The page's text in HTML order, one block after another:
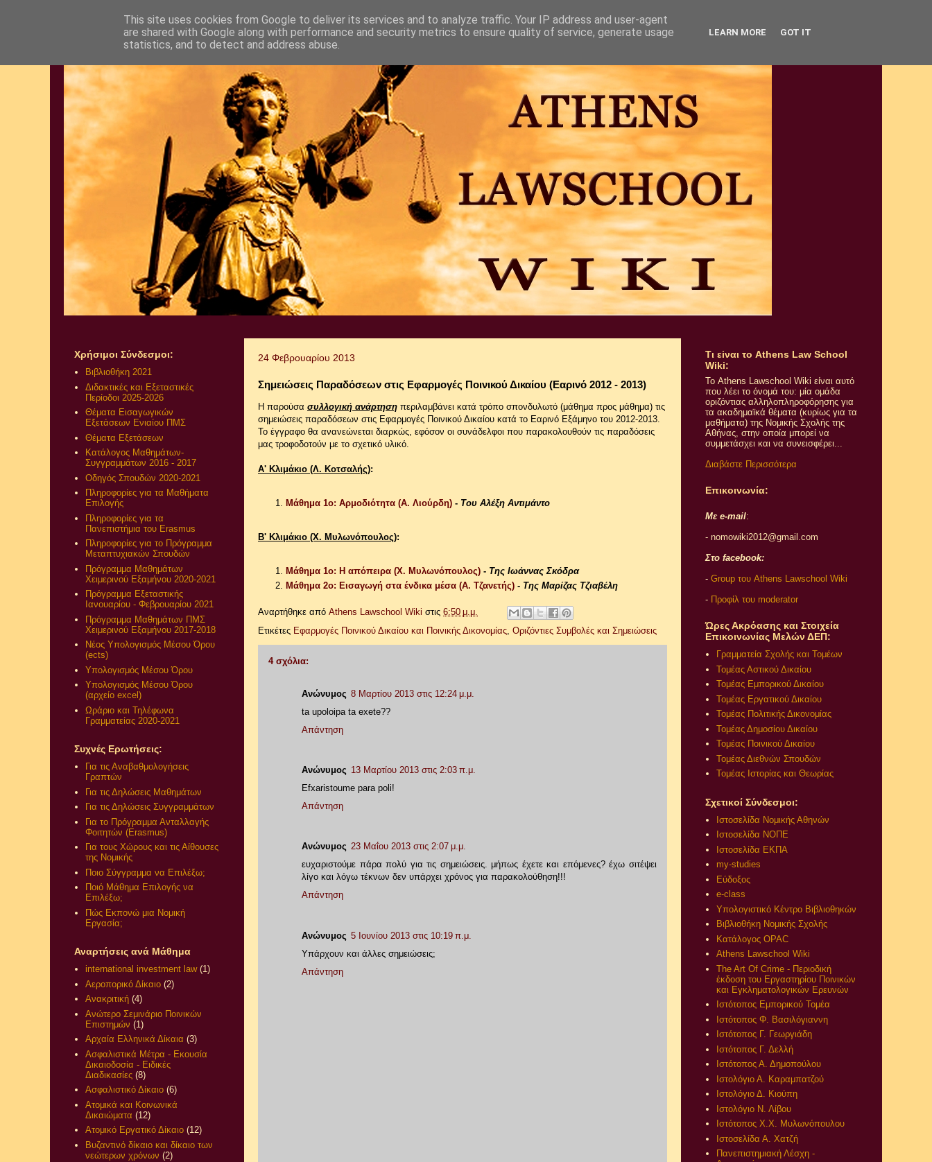
24 Φεβρουαρίου 2013
Σημειώσεις Παραδόσεων στις Εφαρμογές Ποινικού Δικαίου (Εαρινό 2012 - 2013)
Η παρούσα συλλογική ανάρτηση περιλαμβάνει κατά τρόπο σπονδυλωτό (μάθημα προς μάθημα) τις
σημειώσεις παραδόσεων στις Εφαρμογές Ποινικού Δικαίου κατά το Εαρινό Εξάμηνο του 2012-2013.
Το έγγραφο θα ανανεώνεται διαρκώς, εφόσον οι συνάδελφοι που παρακολουθούν τις παραδόσεις
μας τροφοδοτούν με το σχετικό υλικό.
Α' Κλιμάκιο (Λ. Κοτσαλής):
Μάθημα 1ο: Αρμοδιότητα (Α. Λιούρδη) - Του Αλέξη Αντιμάντο
Β' Κλιμάκιο (Χ. Μυλωνόπουλος):
Μάθημα 1ο: Η απόπειρα (Χ. Μυλωνόπουλος) - Της Ιωάννας Σκόδρα
Μάθημα 2ο: Εισαγωγή στα ένδικα μέσα (A. Τζανετής) - Της Μαρίζας Τζιαβέλη
Αναρτήθηκε από Athens Lawschool Wiki στις 6:50 μ.μ.
Ετικέτες Εφαρμογές Ποινικού Δικαίου και Ποινικής Δικονομίας Οριζόντιες Συμβολές και Σημειώσεις
4 σχόλια:
Ανώνυμος 8 Μαρτίου 2013 στις 12:24 μ.μ.
ta upoloipa ta exete??
Απάντηση
Ανώνυμος 13 Μαρτίου 2013 στις 2:03 π.μ.
Efxaristoume para poli!
Απάντηση
Ανώνυμος 23 Μαΐου 2013 στις 2:07 μ.μ.
ευχαριστούμε πάρα πολύ για τις σημειώσεις. μήπως έχετε και επόμενες? έχω σιτέψει
λίγο και λόγω τέκνων δεν υπάρχει χρόνος για παρακολούθηση!!!
Απάντηση
Ανώνυμος 5 Ιουνίου 2013 στις 10:19 π.μ.
Υπάρχουν και άλλες σημειώσεις;
Απάντηση
Χρήσιμοι Σύνδεσμοι:
Βιβλιοθήκη 2021
Διδακτικές και Εξεταστικές
Περίοδοι 2025-2026
Θέματα Εισαγωγικών
Εξετάσεων Ενιαίου ΠΜΣ
Θέματα Εξετάσεων
Κατάλογος Μαθημάτων-
Συγγραμμάτων 2016 - 2017
Οδηγός Σπουδών 2020-2021
Πληροφορίες για τα Μαθήματα
Επιλογής
Πληροφορίες για τα
Πανεπιστήμια του Erasmus
Πληροφορίες για το Πρόγραμμα
Μεταπτυχιακών Σπουδών
Πρόγραμμα Μαθημάτων
Χειμερινού Εξαμήνου 2020-2021
Πρόγραμμα Εξεταστικής
Ιανουαρίου - Φεβρουαρίου 2021
Πρόγραμμα Μαθημάτων ΠΜΣ
Χειμερινού Εξαμήνου 2017-2018
Νέος Υπολογισμός Μέσου Όρου
(ects)
Υπολογισμός Μέσου Όρου
Υπολογισμός Μέσου Όρου
(αρχείο excel)
Ωράριο και Τηλέφωνα
Γραμματείας 2020-2021
Συχνές Ερωτήσεις:
Για τις Αναβαθμολογήσεις
Γραπτών
Για τις Δηλώσεις Μαθημάτων
Για τις Δηλώσεις Συγγραμμάτων
Για το Πρόγραμμα Ανταλλαγής
Φοιτητών (Erasmus)
Για τους Χώρους και τις Αίθουσες
της Νομικής
Ποιο Σύγγραμμα να Επιλέξω;
Ποιό Μάθημα Επιλογής να
Επιλέξω;
Πώς Εκπονώ μια Νομική
Εργασία;
Αναρτήσεις ανά Μάθημα
international investment law (1)
Αεροπορικό Δίκαιο (2)
Ανακριτική (4)
Ανώτερο Σεμινάριο Ποινικών
Επιστημών (1)
Αρχαία Ελληνικά Δίκαια (3)
Ασφαλιστικά Μέτρα - Εκουσία
Δικαιοδοσία - Ειδικές
Διαδικασίες (8)
Ασφαλιστικό Δίκαιο (6)
Ατομικά και Κοινωνικά
Δικαιώματα (12)
Ατομικό Εργατικό Δίκαιο (12)
Βυζαντινό δίκαιο και δίκαιο των
νεώτερων χρόνων (2)
Τι εiναι το Athens Law School
Wiki:
Το Athens Lawschool Wiki είναι αυτό
που λέει το όνομά του: μία ομάδα
οριζόντιας αλληλοπληροφόρησης για
τα ακαδημαϊκά θέματα (κυρίως για τα
μαθήματα) της Νομικής Σχολής της
Αθήνας, στην οποία μπορεί να
συμμετάσχει και να συνεισφέρει...
Διαβάστε Περισσότερα
Επικοινωνία:
Με e-mail:
- nomowiki2012@gmail.com
Στο facebook:
- Group του Athens Lawschool Wiki
- Προφίλ του moderator
Ώρες Ακρόασης και Στοιχεία
Επικοινωνίας Μελών ΔΕΠ:
Γραμματεία Σχολής και Τομέων
Τομέας Αστικού Δικαίου
Τομέας Εμπορικού Δικαίου
Τομέας Εργατικού Δικαίου
Τομέας Πολιτικής Δικονομίας
Τομέας Δημοσίου Δικαίου
Τομέας Ποινικού Δικαίου
Τομέας Διεθνών Σπουδών
Τομέας Ιστορίας και Θεωρίας
Σχετικοί Σύνδεσμοι:
Ιστοσελίδα Νομικής Αθηνών
Ιστοσελίδα ΝΟΠΕ
Ιστοσελίδα ΕΚΠΑ
my-studies
Εύδοξος
e-class
Υπολογιστικό Κέντρο Βιβλιοθηκών
Βιβλιοθήκη Νομικής Σχολής
Κατάλογος OPAC
Athens Lawschool Wiki
The Art Of Crime - Περιοδική
έκδοση του Εργαστηρίου Ποινικών
και Εγκληματολογικών Ερευνών
Ιστότοπος Εμπορικού Τομέα
Ιστότοπος Φ. Βασιλόγιαννη
Ιστότοπος Γ. Γεωργιάδη
Ιστότοπος Γ. Δελλή
Ιστότοπος Α. Δημοπούλου
Ιστολόγιο Α. Καραμπατζού
Ιστολόγιο Δ. Κιούπη
Ιστολόγιο Ν. Λίβου
Ιστότοπος Χ.Χ. Μυλωνόπουλου
Ιστοσελίδα Α. Χατζή
Πανεπιστημιακή Λέσχη -
This site uses cookies from Google to deliver its services and to analyze traffic. Your IP address and user-agent
are shared with Google along with performance and security metrics to ensure quality of service, generate usage
statistics, and to detect and address abuse.
LEARN MORE GOT IT